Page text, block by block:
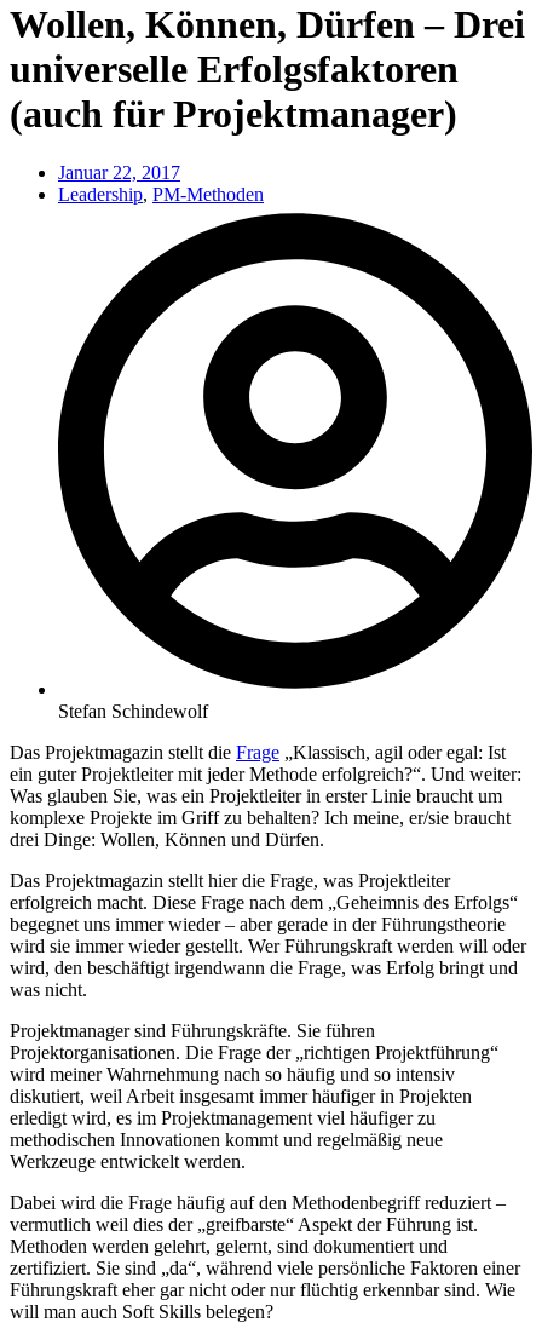
Wollen, Können, Dürfen – Drei
universelle Erfolgsfaktoren
(auch für Projektmanager)
Januar 22, 2017
Leadership, PM-Methoden
Stefan Schindewolf
Das Projektmagazin stellt die Frage „Klassisch, agil oder egal: Ist
ein guter Projektleiter mit jeder Methode erfolgreich?“. Und weiter:
Was glauben Sie, was ein Projektleiter in erster Linie braucht um
komplexe Projekte im Griff zu behalten? Ich meine, er/sie braucht
drei Dinge: Wollen, Können und Dürfen.
Das Projektmagazin stellt hier die Frage, was Projektleiter
erfolgreich macht. Diese Frage nach dem „Geheimnis des Erfolgs“
begegnet uns immer wieder – aber gerade in der Führungstheorie
wird sie immer wieder gestellt. Wer Führungskraft werden will oder
wird, den beschäftigt irgendwann die Frage, was Erfolg bringt und
was nicht.
Projektmanager sind Führungskräfte. Sie führen
Projektorganisationen. Die Frage der „richtigen Projektführung“
wird meiner Wahrnehmung nach so häufig und so intensiv
diskutiert, weil Arbeit insgesamt immer häufiger in Projekten
erledigt wird, es im Projektmanagement viel häufiger zu
methodischen Innovationen kommt und regelmäßig neue
Werkzeuge entwickelt werden.
Dabei wird die Frage häufig auf den Methodenbegriff reduziert –
vermutlich weil dies der „greifbarste“ Aspekt der Führung ist.
Methoden werden gelehrt, gelernt, sind dokumentiert und
zertifiziert. Sie sind „da“, während viele persönliche Faktoren einer
Führungskraft eher gar nicht oder nur flüchtig erkennbar sind. Wie
will man auch Soft Skills belegen?